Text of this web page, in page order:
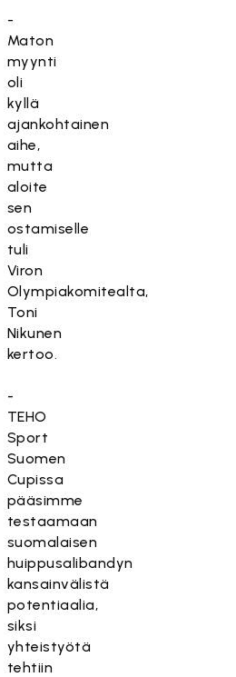
-
Maton
myynti
oli
kyllä
ajankohtainen
aihe,
mutta
aloite
sen
ostamiselle
tuli
Viron
Olympiakomitealta,
Toni
Nikunen
kertoo.
-
TEHO
Sport
Suomen
Cupissa
pääsimme
testaamaan
suomalaisen
huippusalibandyn
kansainvälistä
potentiaalia,
siksi
yhteistyötä
tehtiin